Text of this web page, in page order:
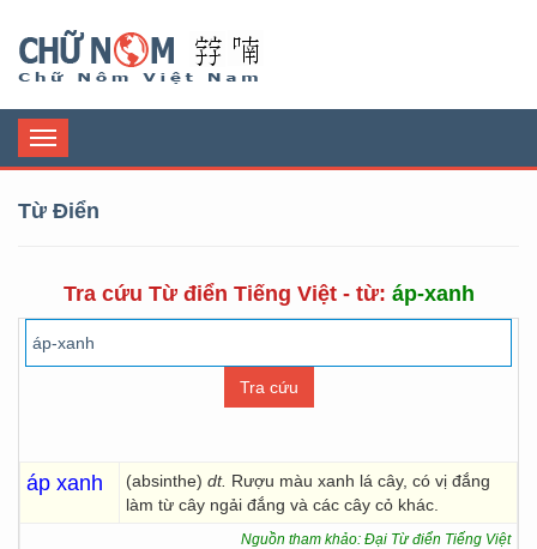
Toggle
navigation
Từ Điển
Tra cứu Từ điển Tiếng Việt - từ: áp-xanh
áp xanh (absinthe) dt. Rượu màu xanh lá cây, có vị đắng
làm từ cây ngải đắng và các cây cỏ khác.
Nguồn tham khảo: Đại Từ điển Tiếng Việt